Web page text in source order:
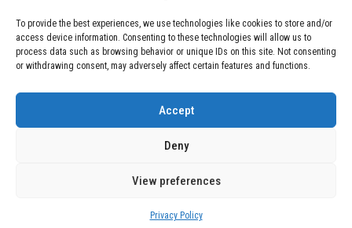
To provide the best experiences, we use technologies like cookies to store and/or
access device information. Consenting to these technologies will allow us to
process data such as browsing behavior or unique IDs on this site. Not consenting
or withdrawing consent, may adversely affect certain features and functions.
Accept
Deny
View preferences
Privacy Policy